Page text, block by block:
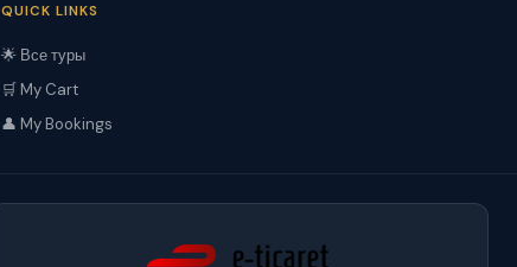
QUICK LINKS
🌟 Все туры
🛒 My Cart
👤 My Bookings